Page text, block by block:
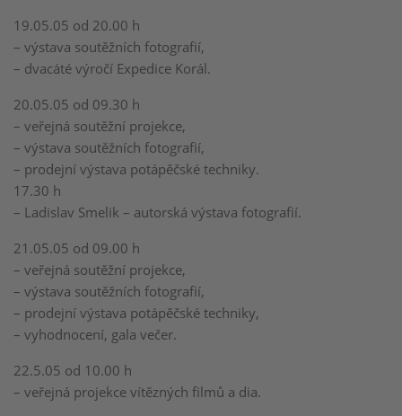
19.05.05 od 20.00 h
– výstava soutěžních fotografií,
– dvacáté výročí Expedice Korál.
20.05.05 od 09.30 h
– veřejná soutěžní projekce,
– výstava soutěžních fotografií,
– prodejní výstava potápěčské techniky.
17.30 h
– Ladislav Smelik – autorská výstava fotografií.
21.05.05 od 09.00 h
– veřejná soutěžní projekce,
– výstava soutěžních fotografií,
– prodejní výstava potápěčské techniky,
– vyhodnocení, gala večer.
22.5.05 od 10.00 h
– veřejná projekce vítězných filmů a dia.